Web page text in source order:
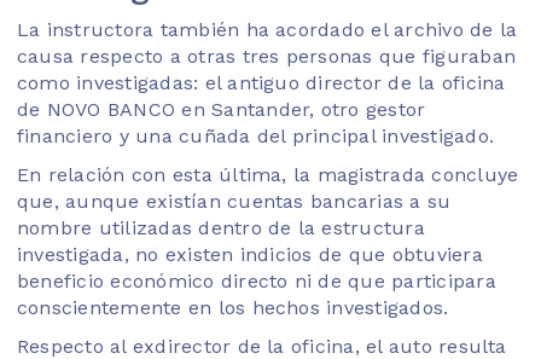
La instructora también ha acordado el archivo de la
causa respecto a otras tres personas que figuraban
como investigadas: el antiguo director de la oficina
de NOVO BANCO en Santander, otro gestor
financiero y una cuñada del principal investigado.
En relación con esta última, la magistrada concluye
que, aunque existían cuentas bancarias a su
nombre utilizadas dentro de la estructura
investigada, no existen indicios de que obtuviera
beneficio económico directo ni de que participara
conscientemente en los hechos investigados.
Respecto al exdirector de la oficina, el auto resulta